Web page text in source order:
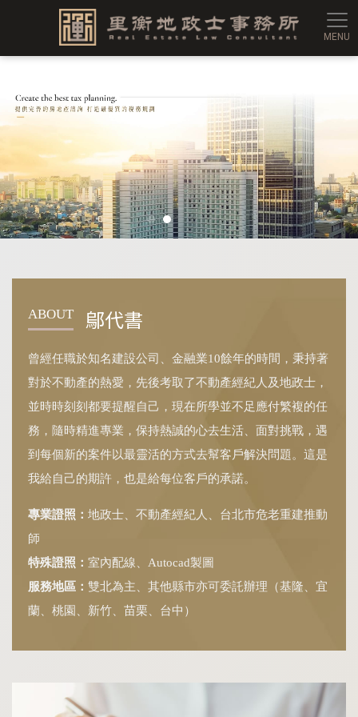
里
ABOUT 鄔代書
曾經任職於知名建設公司、金融業10餘年的時間，秉持著
對於不動產的熱愛，先後考取了不動產經紀人及地政士，
並時時刻刻都要提醒自己，現在所學並不足應付繁複的任
務，隨時精進專業，保持熱誠的心去生活、面對挑戰，遇
到每個新的案件以最靈活的方式去幫客戶解決問題。這是
我給自己的期許，也是給每位客戶的承諾。
專業證照： 地政士、不動產經紀人、台北市危老重建推動
師
特殊證照： 室內配線、Autocad製圖
服務地區： 雙北為主、其他縣市亦可委託辦理（基隆、宜
蘭、桃園、新竹、苗栗、台中）